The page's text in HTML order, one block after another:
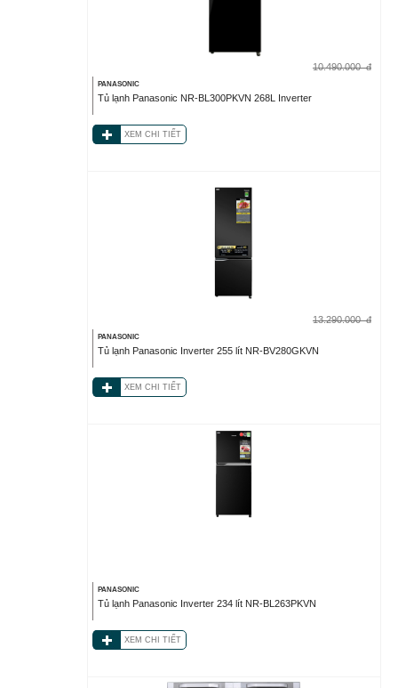
10.490.000 đ
PANASONIC
Tủ lạnh Panasonic NR-BL300PKVN 268L Inverter
XEM CHI TIẾT
13.290.000 đ
PANASONIC
Tủ lạnh Panasonic Inverter 255 lít NR-BV280GKVN
XEM CHI TIẾT
PANASONIC
Tủ lạnh Panasonic Inverter 234 lít NR-BL263PKVN
XEM CHI TIẾT